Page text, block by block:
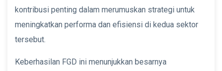
kontribusi penting dalam merumuskan strategi untuk
meningkatkan performa dan efisiensi di kedua sektor
tersebut.
Keberhasilan FGD ini menunjukkan besarnya